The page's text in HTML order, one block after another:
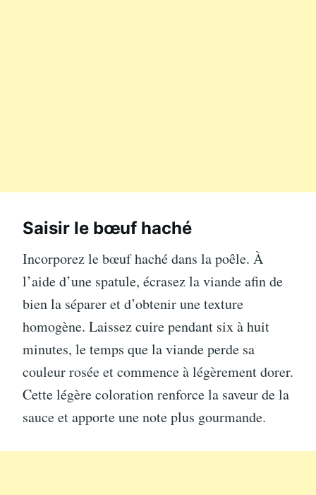
Saisir le bœuf haché
Incorporez le bœuf haché dans la poêle. À
l’aide d’une spatule, écrasez la viande afin de
bien la séparer et d’obtenir une texture
homogène. Laissez cuire pendant six à huit
minutes, le temps que la viande perde sa
couleur rosée et commence à légèrement dorer.
Cette légère coloration renforce la saveur de la
sauce et apporte une note plus gourmande.